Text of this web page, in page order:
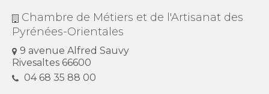
Chambre de Métiers et de l'Artisanat des
Pyrénées-Orientales
9 avenue Alfred Sauvy
Rivesaltes 66600
04 68 35 88 00